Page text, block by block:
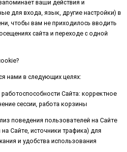
ваши действия и
для входа, язык, другие настройки) в
чтобы вам не приходилось вводить
сайта и переходе с одной
нами в следующих целях:
Сайта: корректное
сессии, работа корзины
поведения пользователей на Сайте
Сайте, источники трафика) для
и удобства использования